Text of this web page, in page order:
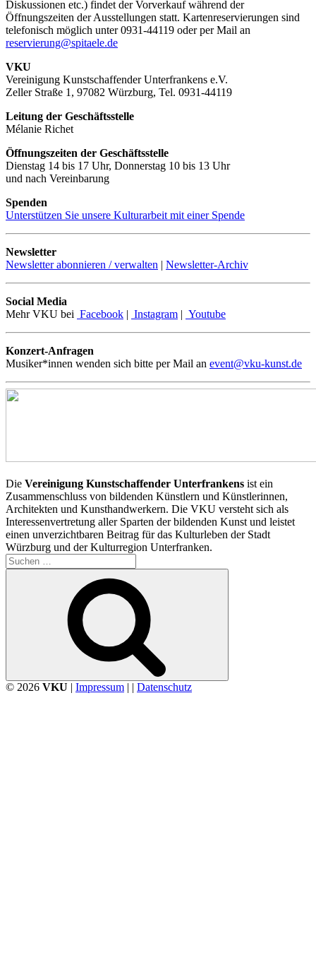
Diskussionen etc.) findet der Vorverkauf während der
Öffnungszeiten der Ausstellungen statt. Kartenreservierungen sind
telefonisch möglich unter 0931-44119 oder per Mail an
reservierung@spitaele.de
VKU
Vereinigung Kunstschaffender Unterfrankens e.V.
Zeller Straße 1, 97082 Würzburg, Tel. 0931-44119
Leitung der Geschäftsstelle
Mélanie Richet
Öffnungszeiten der Geschäftsstelle
Dienstag 14 bis 17 Uhr, Donnerstag 10 bis 13 Uhr
und nach Vereinbarung
Spenden
Unterstützen Sie unsere Kulturarbeit mit einer Spende
Newsletter
Newsletter abonnieren / verwalten | Newsletter-Archiv
Social Media
Mehr VKU bei Facebook | Instagram | Youtube
Konzert-Anfragen
Musiker*innen wenden sich bitte per Mail an event@vku-kunst.de
Die Vereinigung Kunstschaffender Unterfrankens ist ein
Zusammenschluss von bildenden Künstlern und Künstlerinnen,
Architekten und Kunsthandwerkern. Die VKU versteht sich als
Interessenvertretung aller Sparten der bildenden Kunst und leistet
einen unverzichtbaren Beitrag für das Kulturleben der Stadt
Würzburg und der Kulturregion Unterfranken.
Suchen
nach:
© 2026 VKU | Impressum | | Datenschutz